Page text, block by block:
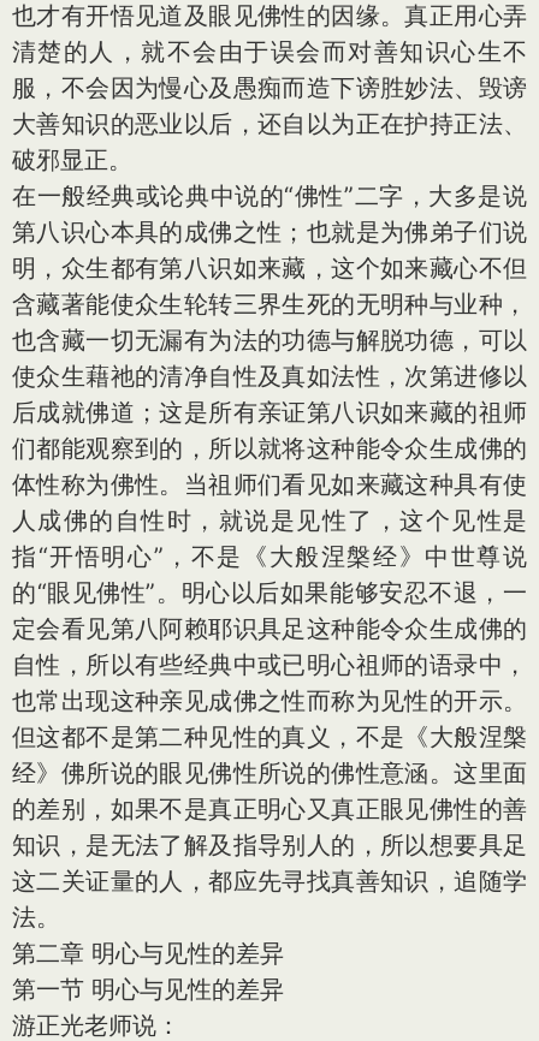
也才有开悟见道及眼见佛性的因缘。真正用心弄
清楚的人，就不会由于误会而对善知识心生不
服，不会因为慢心及愚痴而造下谤胜妙法、毁谤
大善知识的恶业以后，还自以为正在护持正法、
破邪显正。
在一般经典或论典中说的“佛性”二字，大多是说
第八识心本具的成佛之性；也就是为佛弟子们说
明，众生都有第八识如来藏，这个如来藏心不但
含藏著能使众生轮转三界生死的无明种与业种，
也含藏一切无漏有为法的功德与解脱功德，可以
使众生藉祂的清净自性及真如法性，次第进修以
后成就佛道；这是所有亲证第八识如来藏的祖师
们都能观察到的，所以就将这种能令众生成佛的
体性称为佛性。当祖师们看见如来藏这种具有使
人成佛的自性时，就说是见性了，这个见性是
指“开悟明心”，不是《大般涅槃经》中世尊说
的“眼见佛性”。明心以后如果能够安忍不退，一
定会看见第八阿赖耶识具足这种能令众生成佛的
自性，所以有些经典中或已明心祖师的语录中，
也常出现这种亲见成佛之性而称为见性的开示。
但这都不是第二种见性的真义，不是《大般涅槃
经》佛所说的眼见佛性所说的佛性意涵。这里面
的差别，如果不是真正明心又真正眼见佛性的善
知识，是无法了解及指导别人的，所以想要具足
这二关证量的人，都应先寻找真善知识，追随学
法。
第二章 明心与见性的差异
第一节 明心与见性的差异
游正光老师说：